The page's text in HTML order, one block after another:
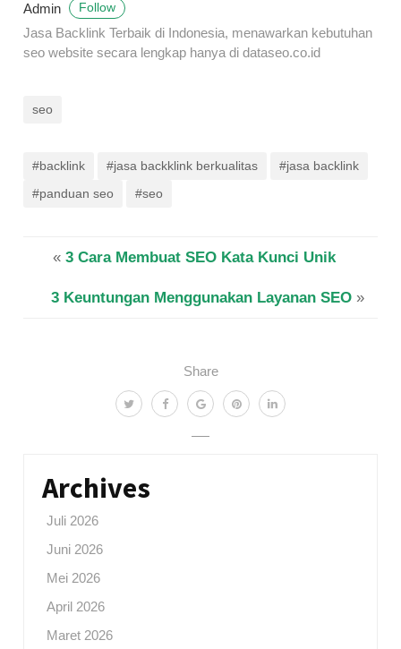
Share
Admin Follow
Jasa Backlink Terbaik di Indonesia, menawarkan kebutuhan
seo website secara lengkap hanya di dataseo.co.id
seo
#backlink #jasa backklink berkualitas
#jasa backlink
#panduan seo
#seo
« 3 Cara Membuat SEO Kata Kunci Unik
3 Keuntungan Menggunakan Layanan SEO»
Archives
Juli 2026
Juni 2026
Mei 2026
April 2026
Maret 2026